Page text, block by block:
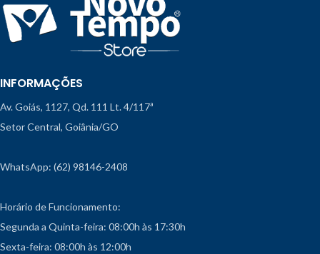
INFORMAÇÕES
Av. Goiás, 1127, Qd. 111 Lt. 4/117ª
Setor Central, Goiânia/GO
WhatsApp: (62) 98146-2408
Horário de Funcionamento:
Segunda a Quinta-feira: 08:00h às 17:30h
Sexta-feira: 08:00h às 12:00h